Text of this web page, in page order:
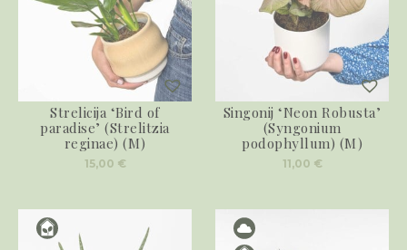
Strelicija ‘Bird of
paradise’ (Strelitzia
reginae) (M)
15,00 €
Singonij ‘Neon Robusta’
(Syngonium
podophyllum) (M)
11,00 €